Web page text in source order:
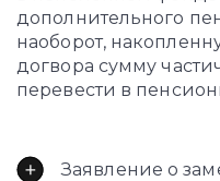
дополнительного
наоборот,
догвора сумму
перевести в
Заявление о